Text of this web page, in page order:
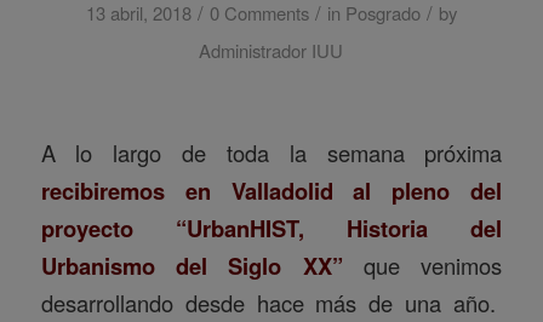
13 abril, 2018 / 0 Comments / in Posgrado / by
Administrador IUU
A lo largo de toda la semana próxima
recibiremos en Valladolid al pleno del
proyecto “UrbanHIST, Historia del
Urbanismo del Siglo XX” que venimos
desarrollando desde hace más de una año.